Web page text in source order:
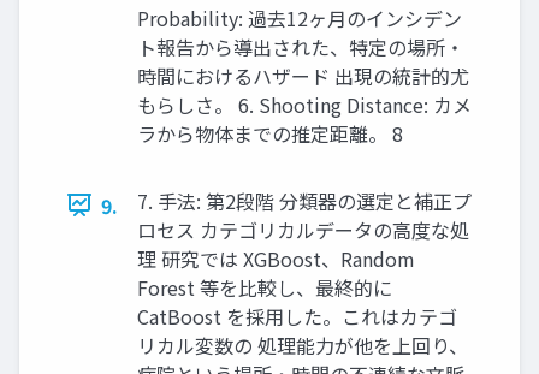
Probability: 過去12ヶ月のインシデン
ト報告から導出された、特定の場所・
時間におけるハザード 出現の統計的尤
もらしさ。 6. Shooting Distance: カメ
ラから物体までの推定距離。 8
9.
7. 手法: 第2段階 分類器の選定と補正プ
ロセス カテゴリカルデータの高度な処
理 研究では XGBoost、Random
Forest 等を比較し、最終的に
CatBoost を採用した。これはカテゴ
リカル変数の 処理能力が他を上回り、